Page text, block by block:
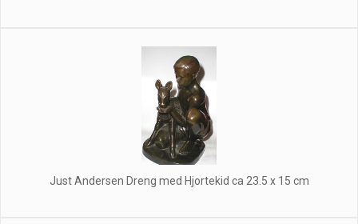
Just Andersen Dreng med Hjortekid ca 23.5 x 15 cm